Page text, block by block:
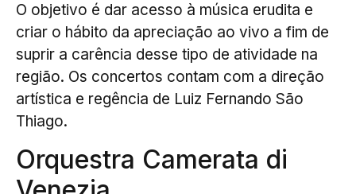
O objetivo é dar acesso à música erudita e
criar o hábito da apreciação ao vivo a fim de
suprir a carência desse tipo de atividade na
região. Os concertos contam com a direção
artística e regência de Luiz Fernando São
Thiago.
Orquestra Camerata di